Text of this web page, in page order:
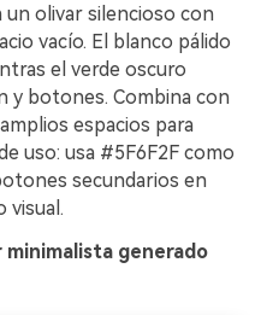
un olivar silencioso con
vacío. El blanco pálido
el verde oscuro
y botones. Combina con
espacios para
uso: usa #5F6F2F como
secundarios en
visual.
minimalista generado